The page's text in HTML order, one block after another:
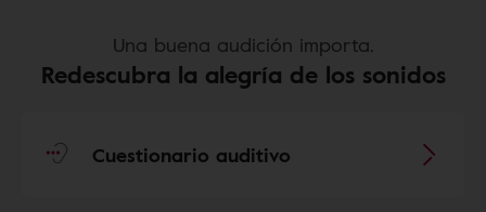
Una buena audición importa.
Redescubra la alegría de los sonidos
Cuestionario auditivo